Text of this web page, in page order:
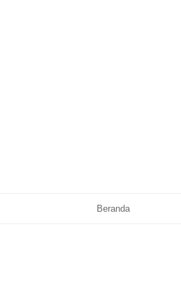
Beranda